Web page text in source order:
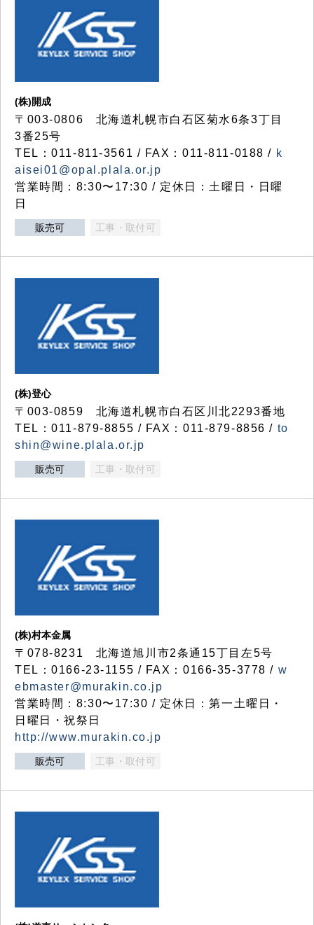
(株)開成
〒003-0806 北海道札幌市白石区菊水6条3丁目
3番25号
TEL：011-811-3561 / FAX：011-811-0188 / k
aisei01@opal.plala.or.jp
営業時間：8:30〜17:30 / 定休日：土曜日・日曜
日
販売可 工事・取付可
(株)登心
〒003-0859 北海道札幌市白石区川北2293番地
TEL：011-879-8855 / FAX：011-879-8856 / to
shin@wine.plala.or.jp
販売可 工事・取付可
(株)村本金属
〒078-8231 北海道旭川市2条通15丁目左5号
TEL：0166-23-1155 / FAX：0166-35-3778 / w
ebmaster@murakin.co.jp
営業時間：8:30〜17:30 / 定休日：第一土曜日・
日曜日・祝祭日
http://www.murakin.co.jp
販売可 工事・取付可